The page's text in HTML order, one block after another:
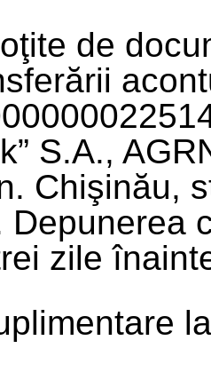
de
S.A.,
Chişinău,
Depunerea
zile